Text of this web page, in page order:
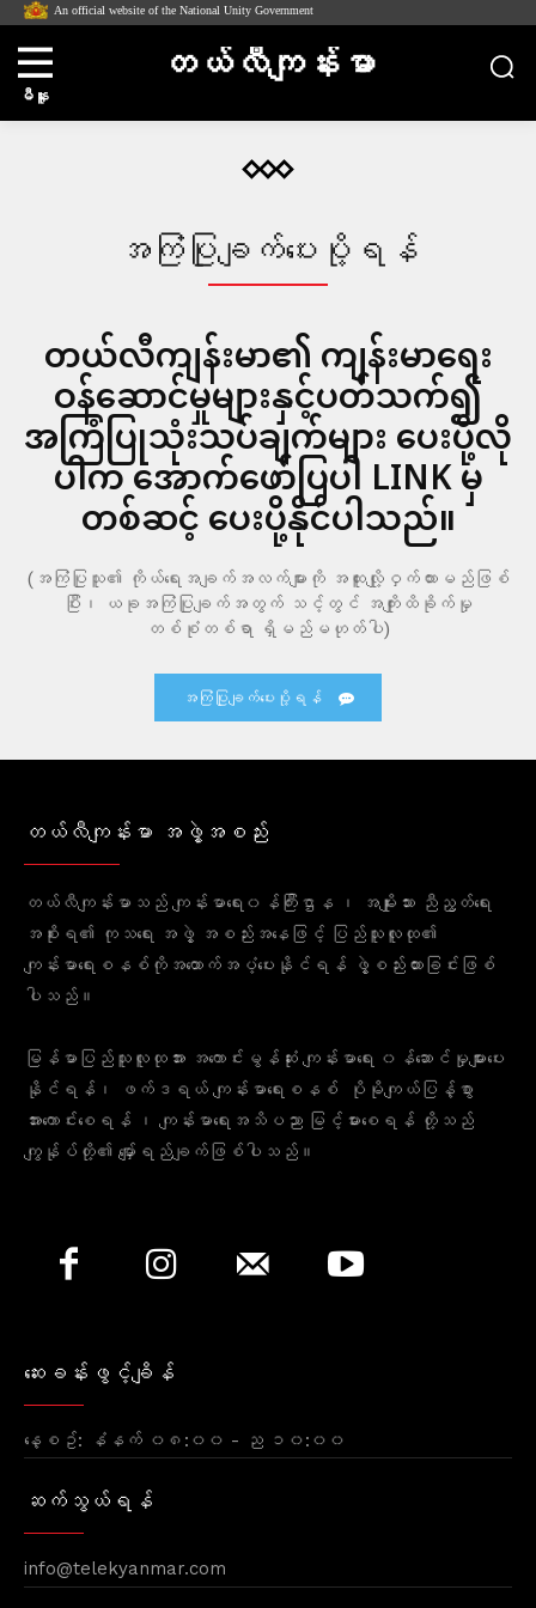
An official website of the National Unity Government
မီနူး
တယ်လီကျန်းမာ
အကြံပြုချက်ပေးပို့ရန်
တယ်လီကျန်းမာ၏ ကျန်းမာရေး
ဝန်ဆောင်မှုများနှင့်ပတ်သက်၍
အကြံပြုသုံးသပ်ချက်များ ပေးပို့လို
ပါက အောက်ဖော်ပြပါ LINK မှ
တစ်ဆင့် ပေးပို့နိုင်ပါသည်။
(အကြံပြုသူ၏ ကိုယ်ရေးအချက်အလက်များကို အထူးလျို့ဝှက်ထားမည်ဖြစ်
ပြီး၊ ယခုအကြံပြုချက်အတွက် သင့်တွင် အကျိုးထိခိုက်မှု
တစ်စုံတစ်ရာ ရှိမည်မဟုတ်ပါ)
အကြံပြုချက်ပေးပို့ရန်
တယ်လီကျန်းမာ အဖွဲ့အစည်း
တယ်လီကျန်းမာသည် ကျန်းမာရေး၀န်ကြီးဌာန ၊ အမျိုးသား ညီညွတ်ရေး
အစိုးရ၏ ကုသရေး အဖွဲ့ အစည်းအနေဖြင့် ပြည်သူလူထု၏
ကျန်းမာရေးစနစ်ကိုအထောက်အပံ့ပေးနိုင်ရန် ဖွဲ့စည်းထားခြင်းဖြစ်
ပါသည်။
မြန်မာပြည်သူလူထုအား အကောင်းမွန်ဆုံး ကျန်းမာရေး ၀န်ဆောင်မှုများပေး
နိုင်ရန်၊ ဖက်ဒရယ် ကျန်းမာရေးစနစ် ပိုမိုကျယ်ပြန့်စွာ
အားကောင်းစေရန် ၊ ကျန်းမာရေးအသိပညာ မြင့်မားစေရန် တို့သည်
ကျွန်ုပ်တို့၏ မျှော်ရည်ချက်ဖြစ်ပါသည်။
ဆေးခန်းဖွင့်ချိန်
နေ့စဥ်: နံနက် ၀၈:၀၀ - ည ၁၀:၀၀
ဆက်သွယ်ရန်
info@telekyanmar.com